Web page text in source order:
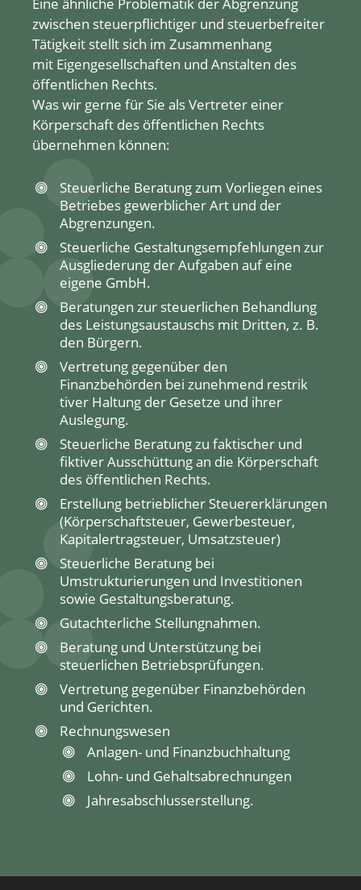
zwischen steuerpflichtiger und steuerbefreiter
Tätigkeit stellt sich im Zusammenhang
mit Eigengesellschaften und Anstalten des
öffentlichen Rechts.
Was wir gerne für Sie als Vertreter einer
Körperschaft des öffentlichen Rechts
übernehmen können:
Steuerliche Beratung zum Vorliegen eines
Betriebes gewerblicher Art und der
Abgrenzungen.
Steuerliche Gestaltungsempfehlungen zur
Ausgliederung der Aufgaben auf eine
eigene GmbH.
Beratungen zur steuerlichen Behandlung
des Leistungsaustauschs mit Dritten, z. B.
den Bürgern.
Vertretung gegenüber den
Finanzbehörden bei zunehmend restrik
tiver Haltung der Gesetze und ihrer
Auslegung.
Steuerliche Beratung zu faktischer und
fiktiver Ausschüttung an die Körperschaft
des öffentlichen Rechts.
Erstellung betrieblicher Steuererklärungen
(Körperschaftsteuer, Gewerbesteuer,
Kapitalertragsteuer, Umsatzsteuer)
Steuerliche Beratung bei
Umstrukturierungen und Investitionen
sowie Gestaltungsberatung.
Gutachterliche Stellungnahmen.
Beratung und Unterstützung bei
steuerlichen Betriebsprüfungen.
Vertretung gegenüber Finanzbehörden
und Gerichten.
Rechnungswesen
Anlagen- und Finanzbuchhaltung
Lohn- und Gehaltsabrechnungen
Jahresabschlusserstellung.